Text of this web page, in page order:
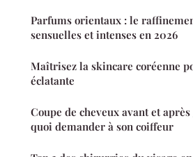
Parfums orientaux : le
sensuelles et intenses en 2026
Maîtrisez la skincare coréenne
éclatante
Coupe de cheveux avant et
quoi demander à son coiffeur